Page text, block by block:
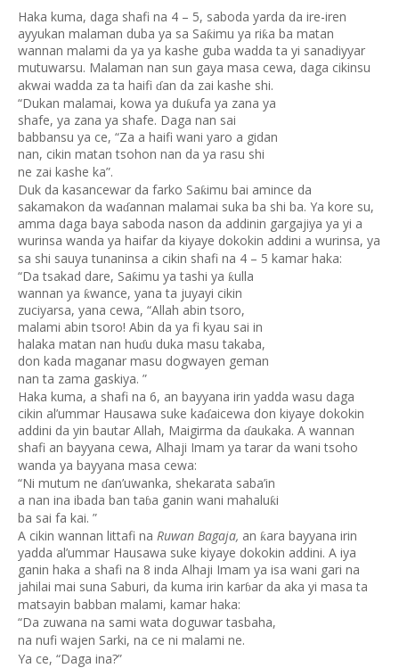
Haka kuma, daga shafi na 4 – 5, saboda yarda da ire-iren
ayyukan malaman duba ya sa Saƙimu ya riƙa ba matan
wannan malami da ya ya kashe guba wadda ta yi sanadiyyar
mutuwarsu. Malaman nan sun gaya masa cewa, daga cikinsu
akwai wadda za ta haifi ɗan da zai kashe shi.
“Dukan malamai, kowa ya duƙufa ya zana ya
shafe, ya zana ya shafe. Daga nan sai
babbansu ya ce, “Za a haifi wani yaro a gidan
nan, cikin matan tsohon nan da ya rasu shi
ne zai kashe ka”.
Duk da kasancewar da farko Saƙimu bai amince da
sakamakon da waɗannan malamai suka ba shi ba. Ya kore su,
amma daga baya saboda nason da addinin gargajiya ya yi a
wurinsa wanda ya haifar da kiyaye dokokin addini a wurinsa, ya
sa shi sauya tunaninsa a cikin shafi na 4 – 5 kamar haka:
“Da tsakad dare, Saƙimu ya tashi ya ƙulla
wannan ya ƙwance, yana ta juyayi cikin
zuciyarsa, yana cewa, “Allah abin tsoro,
malami abin tsoro! Abin da ya fi kyau sai in
halaka matan nan huɗu duka masu takaba,
don kada maganar masu dogwayen geman
nan ta zama gaskiya. ”
Haka kuma, a shafi na 6, an bayyana irin yadda wasu daga
cikin al’ummar Hausawa suke kaɗaicewa don kiyaye dokokin
addini da yin bautar Allah, Maigirma da ɗaukaka. A wannan
shafi an bayyana cewa, Alhaji Imam ya tarar da wani tsoho
wanda ya bayyana masa cewa:
“Ni mutum ne ɗan’uwanka, shekarata saba’in
a nan ina ibada ban taɓa ganin wani mahaluƙi
ba sai fa kai. ”
A cikin wannan littafi na Ruwan Bagaja, an ƙara bayyana irin
yadda al’ummar Hausawa suke kiyaye dokokin addini. A iya
ganin haka a shafi na 8 inda Alhaji Imam ya isa wani gari na
jahilai mai suna Saburi, da kuma irin karɓar da aka yi masa ta
matsayin babban malami, kamar haka:
“Da zuwana na sami wata doguwar tasbaha,
na nufi wajen Sarki, na ce ni malami ne.
Ya ce, “Daga ina?”